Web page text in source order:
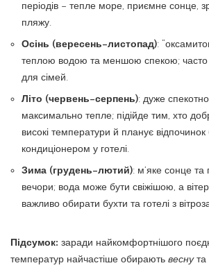
періодів – тепле море, приємне сонце,
пляжу.
Осінь (вересень–листопад):
теплою водою та меншою спекою; часто
для сімей.
Літо (червень–серпень): дуже
максимально тепле; підійде тим, хто
високі температури й планує відпочинок
кондиціонером у готелі.
Зима (грудень–лютий): м’яке сонце та
вечори; вода може бути свіжішою, а
важливо обирати бухти та готелі з
Підсумок: заради найкомфортнішого
температур найчастіше обирають веснута